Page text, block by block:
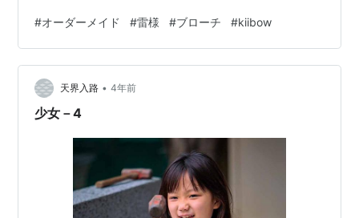
ンヤマネコ『新春ヤマネコ祭り』1月9日~13日 13時-19
時
#オーダーメイド #雷様 #ブローチ #kiibow
天界入路 • 4年前
少女－4